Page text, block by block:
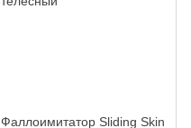
Фаллоимитатор Sliding Skin